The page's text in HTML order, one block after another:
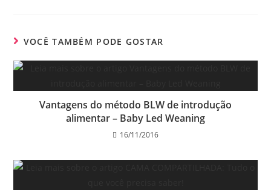
VOCÊ TAMBÉM PODE GOSTAR
Vantagens do método BLW de introdução
alimentar – Baby Led Weaning
16/11/2016